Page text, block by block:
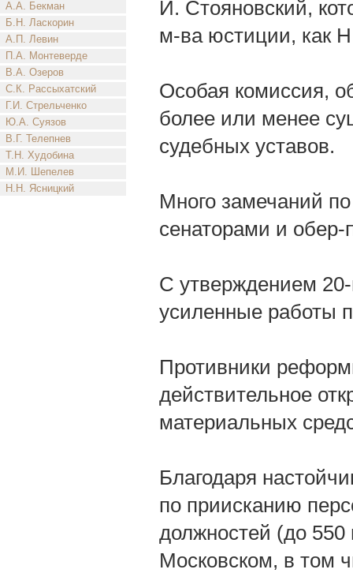
А.А. Бекман
Б.Н. Ласкорин
А.П. Левин
П.А. Монтеверде
В.А. Озеров
С.К. Рассыхатский
Г.И. Стрельченко
Ю.А. Суязов
В.Г. Телепнев
Т.Н. Худобина
М.И. Шепелев
Н.Н. Ясницкий
И. Стояновский,
м-ва юстиции, как
Особая комиссия,
более или менее
судебных уставов.
Много замечаний
сенаторами и обер-
С утверждением 20-
усиленные работы
Противники
действительное
материальных
Благодаря
по приисканию
должностей (до 550
Московском, в том